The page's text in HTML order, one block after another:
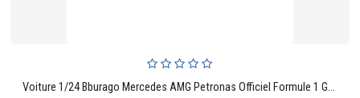
Voiture 1/24 Bburago Mercedes AMG Petronas Officiel Formule 1 George Russell N°63